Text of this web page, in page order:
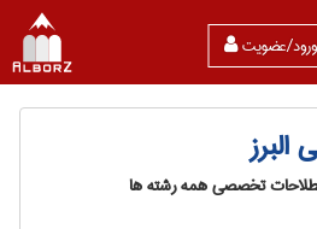
ورود/عضویت
تخصصی همه رشته ها